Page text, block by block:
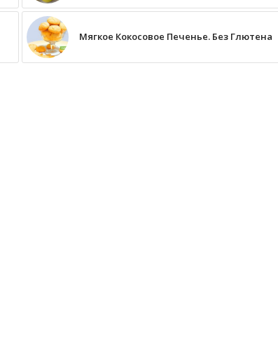
Мягкое Кокосовое Печенье. Без Глютена